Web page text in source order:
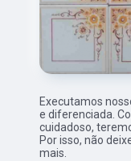
Executamos
e diferenciada.
cuidadoso,
Por isso, não
mais.